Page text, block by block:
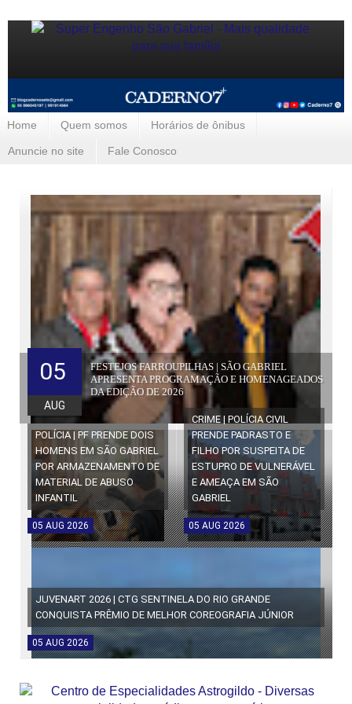
Home Quem somos Horários de ônibus
Anuncie no site Fale Conosco
FESTEJOS FARROUPILHAS | SÃO GABRIEL
APRESENTA PROGRAMAÇÃO E HOMENAGEADOS
DA EDIÇÃO DE 2026
05
AUG
POLÍCIA | PF PRENDE DOIS
HOMENS EM SÃO GABRIEL
POR ARMAZENAMENTO DE
MATERIAL DE ABUSO
INFANTIL
05 AUG 2026
CRIME | POLÍCIA CIVIL
PRENDE PADRASTO E
FILHO POR SUSPEITA DE
ESTUPRO DE VULNERÁVEL
E AMEAÇA EM SÃO
GABRIEL
05 AUG 2026
JUVENART 2026 | CTG SENTINELA DO RIO GRANDE
CONQUISTA PRÊMIO DE MELHOR COREOGRAFIA JÚNIOR
05 AUG 2026